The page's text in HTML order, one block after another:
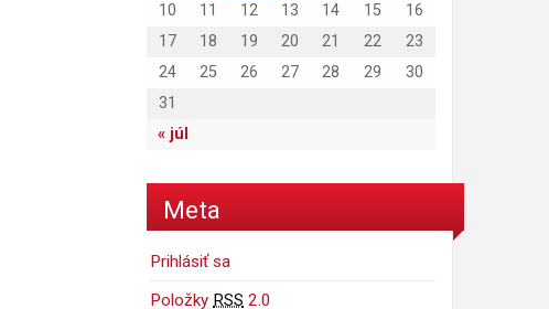
« júl
10
11 12 13 14 15
16
17
18 19 20 21 22
23
24
25 26 27 28 29
30
31
Meta
Prihlásiť sa
Položky RSS 2.0